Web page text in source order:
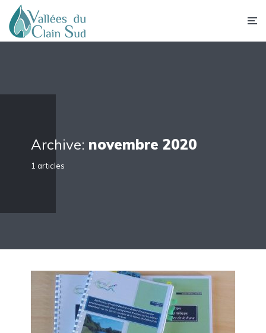
Archive: novembre 2020
1 articles